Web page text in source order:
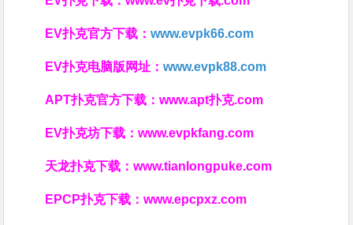
EV扑克官方下载：www.evpk66.com
EV扑克电脑版网址：www.evpk88.com
APT扑克官方下载：www.apt扑克.com
EV扑克坊下载：www.evpkfang.com
天龙扑克下载：www.tianlongpuke.com
EPCP扑克下载：www.epcpxz.com